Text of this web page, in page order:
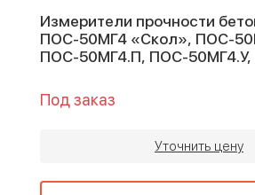
Измерители прочности
ПОС-50МГ4 «Скол», ПОС-
ПОС-50МГ4.П, ПОС-
Под заказ
Уточнить цену